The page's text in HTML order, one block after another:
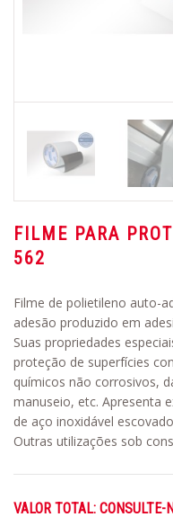
FILME PARA
562
Filme de polietileno auto-
adesão produzido em
Suas propriedades
proteção de superfícies
químicos não corrosivos,
manuseio, etc. Apresenta
de aço inoxidável
Outras utilizações sob
VALOR TOTAL: CONSULTE-